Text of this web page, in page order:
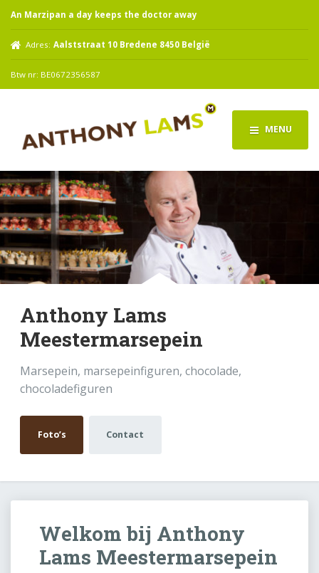
An Marzipan a day keeps the doctor away
Adres: Aalststraat 10 Bredene 8450 België
Btw nr: BE0672356587
MENU
Anthony Lams
Meestermarsepein
Marsepein, marsepeinfiguren, chocolade,
chocoladefiguren
Foto’s Contact
Welkom bij Anthony
Lams Meestermarsepein